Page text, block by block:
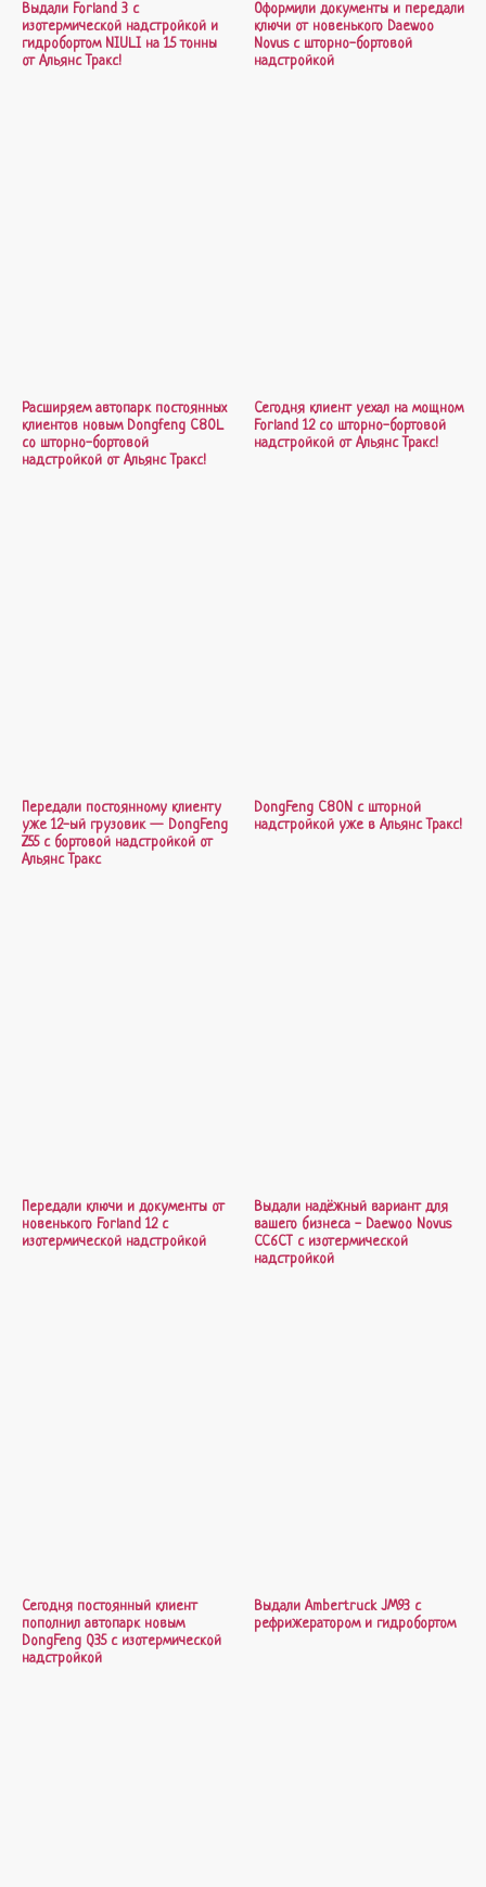
Выдали Forland 3 с
изотермической надстройкой и
гидробортом NIULI на 1.5 тонны
от Альянс Тракс!
Оформили документы и передали
ключи от новенького Daewoo
Novus с шторно-бортовой
надстройкой
Расширяем автопарк постоянных
клиентов новым Dongfeng C80L
со шторно-бортовой
надстройкой от Альянс Тракс!
Сегодня клиент уехал на мощном
Forland 12 со шторно-бортовой
надстройкой от Альянс Тракс!
Передали постоянному клиенту
уже 12-ый грузовик — DongFeng
Z55 с бортовой надстройкой от
Альянс Тракс
DongFeng C80N с шторной
надстройкой уже в Альянс Тракс!
Передали ключи и документы от
новенького Forland 12 с
изотермической надстройкой
Выдали надёжный вариант для
вашего бизнеса - Daewoo Novus
CC6CT с изотермической
надстройкой
Сегодня постоянный клиент
пополнил автопарк новым
DongFeng Q35 с изотермической
надстройкой
Выдали Ambertruck JM93 с
рефрижератором и гидробортом